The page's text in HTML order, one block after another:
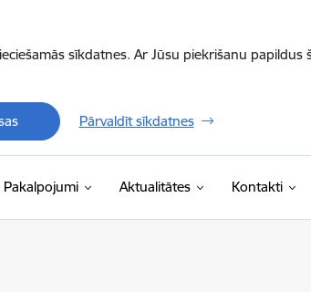
sīkdatnes. Ar Jūsu piekrišanu
Pārvaldīt sīkdatnes
Pakalpojumi Aktualitātes Kontakti